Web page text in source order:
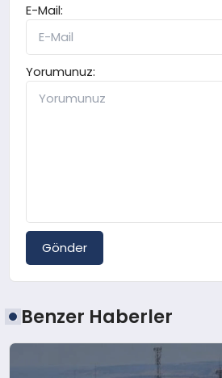
E-Mail:
Yorumunuz:
Gönder
Benzer Haberler